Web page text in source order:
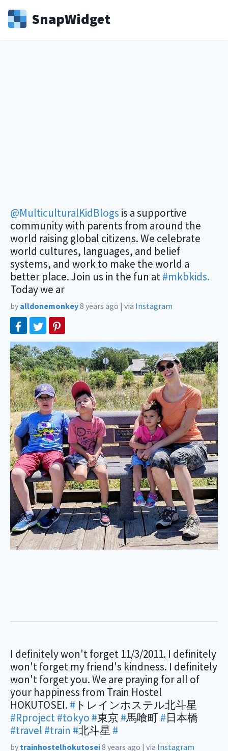
SnapWidget
@MulticulturalKidBlogs is a supportive
community with parents from around the
world raising global citizens. We celebrate
world cultures, languages, and belief
systems, and work to make the world a
better place. Join us in the fun at#mkbkids.
Today we ar
by alldonemonkey8 years ago | via Instagram
I definitely won't forget 11/3/2011. I definitely
won't forget my friend's kindness. I definitely
won't forget you. We are praying for all of
your happiness from Train Hostel
HOKUTOSEI. # トレインホステル北斗星
#Rproject#tokyo #東京#馬喰町#日本橋
#travel #train #北斗星 #
by trainhostelhokutosei8 years ago | via Instagram